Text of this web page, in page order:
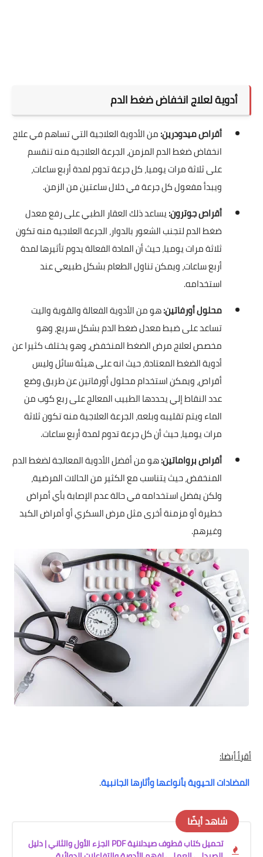
أدوية لعلاج انخفاض ضغط الدم
أقراص ميدودرين:من الأدوية العلاجية التي تساهم في علاج
انخفاض ضغط الدم المزمن، الجرعة العلاجية منه تنقسم
على ثلاثة مرات يوميا، كل جرعة تدوم لمدة أربع ساعات،
ويبدأ مفعول كل جرعة في خلال ساعتين من الزمن.
أقراص جوترون:يساعد ذلك العقار الطبي على رفع معدل
ضغط الدم لتجنب الشعور بالدوار، الجرعة العلاجية منه تكون
ثلاثة مرات يوميا، حيث أن المادة الفعالة يدوم تأثيرها لمدة
أربع ساعات، ويمكن تناول الطعام بشكل طبيعي عند
استخدامه.
محلول أورفاتين:هو من الأدوية الفعالة والقوية واليت
تساعد على ضبط معدل ضغط الدم بشكل سريع، وهو
مخصص لعلاج مرض الضغط المنخفض، وهو يختلف كثيرا عن
أدوية الضغط المعتادة، حيث انه على هيئة سائل وليس
أقراص، ويمكن استخدام محلول أورفاتين عن طريق وضع
عدد النقاط إلي يحددها الطبيب المعالج على ربع كوب من
الماء ويتم تقليبه وبلعه، الجرعة العلاجية منه تكون ثلاثة
مرات يوميا، حيث أن كل جرعة تدوم لمدة أربع ساعات.
أقراص برواماتين:هو من أفضل الأدوية المعالجة لضغط الدم
المنخفض، حيث يتناسب مع الكثير من الحالات المرضية،
ولكن يفضل استخدامه في حالة عدم الإصابة بأي أمراض
خطيرة أو مزمنة أخرى مثل مرض السكري أو أمراض الكبد
وغيرهم.
أقرأ أيضا:
المضادات الحيوية بأنواعها وأثارها الجانبية.
شاهد أيضًا
تحميل كتاب قطوف صيدلانية PDF الجزء الأول والثاني | دليل